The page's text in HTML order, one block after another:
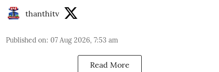
thanthitv
Published on: 07 Aug 2026, 7:53 am
Read More